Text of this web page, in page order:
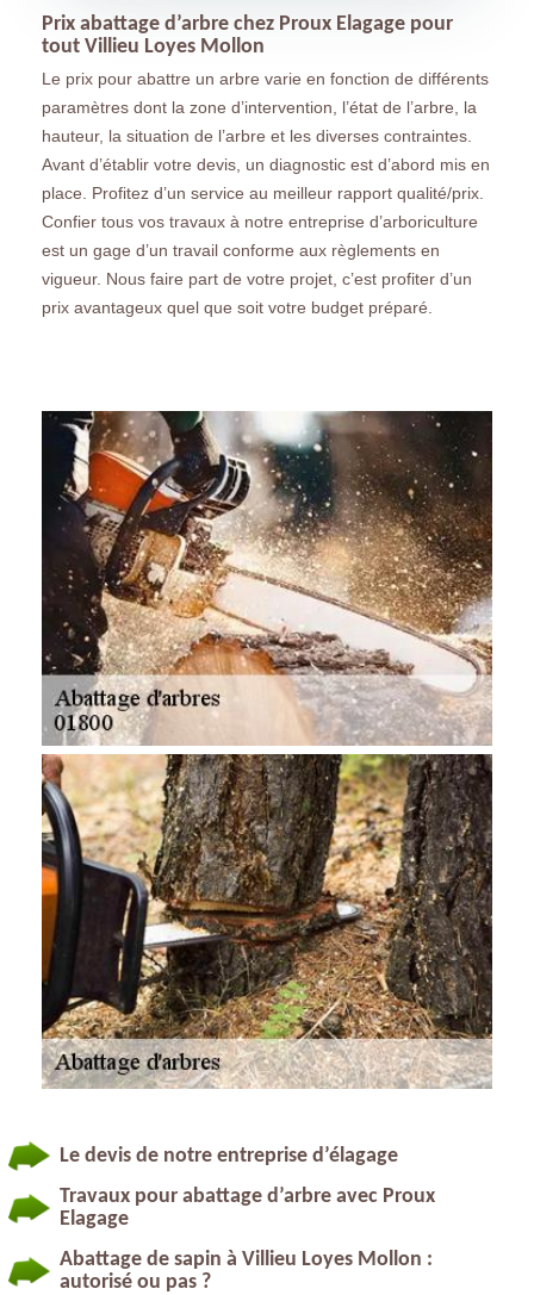
Prix abattage d’arbre chez Proux Elagage pour
tout Villieu Loyes Mollon
Le prix pour abattre un arbre varie en fonction de différents
paramètres dont la zone d’intervention, l’état de l’arbre, la
hauteur, la situation de l’arbre et les diverses contraintes.
Avant d’établir votre devis, un diagnostic est d’abord mis en
place. Profitez d’un service au meilleur rapport qualité/prix.
Confier tous vos travaux à notre entreprise d’arboriculture
est un gage d’un travail conforme aux règlements en
vigueur. Nous faire part de votre projet, c’est profiter d’un
prix avantageux quel que soit votre budget préparé.
Le devis de notre entreprise d’élagage
Travaux pour abattage d’arbre avec Proux
Elagage
Abattage de sapin à Villieu Loyes Mollon :
autorisé ou pas ?